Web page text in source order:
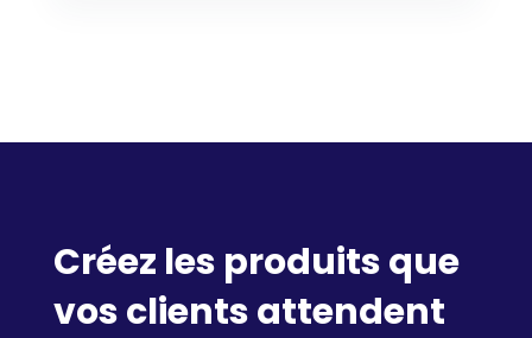
Créez les produits que
vos clients attendent